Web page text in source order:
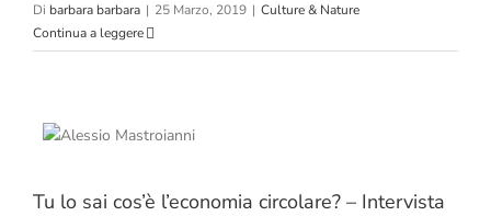
Di barbara barbara | 25 Marzo, 2019 | Culture & Nature
Continua a leggere
Tu lo sai cos’è l’economia circolare? – Intervista